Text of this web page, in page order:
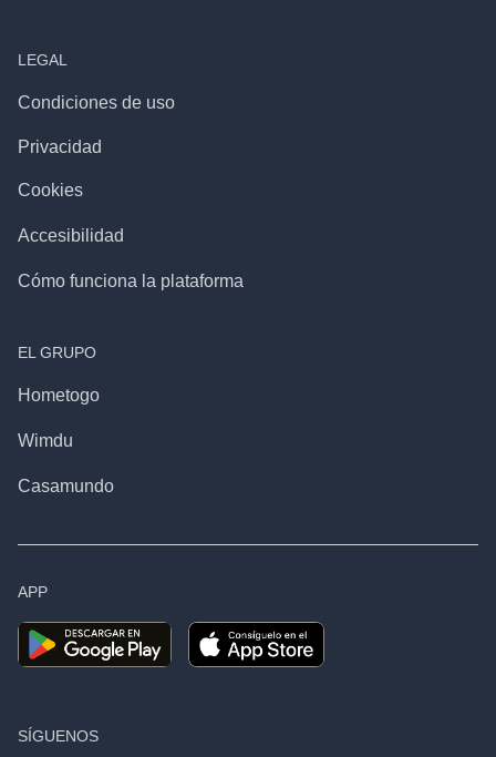
LEGAL
Condiciones de uso
Privacidad
Cookies
Accesibilidad
Cómo funciona la plataforma
EL GRUPO
Hometogo
Wimdu
Casamundo
APP
SÍGUENOS